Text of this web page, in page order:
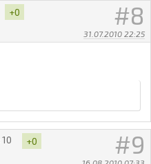
8
31.07.2010 22:25
+0
9
10 +0